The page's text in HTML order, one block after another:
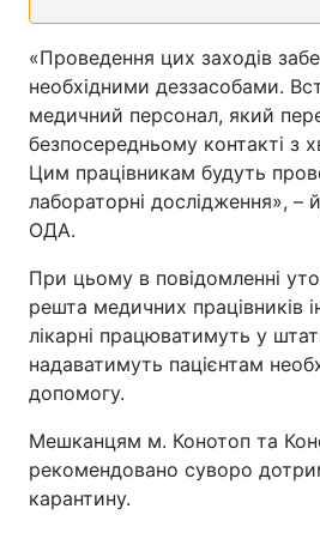
«Проведення цих заходів
необхідними деззасобами.
медичний персонал, який
безпосередньому контакті з
Цим працівникам будуть
лабораторні дослідження», –
ОДА.
При цьому в повідомленні
решта медичних працівників
лікарні працюватимуть у
надаватимуть пацієнтам
допомогу.
Мешканцям м. Конотоп та
рекомендовано суворо
карантину.